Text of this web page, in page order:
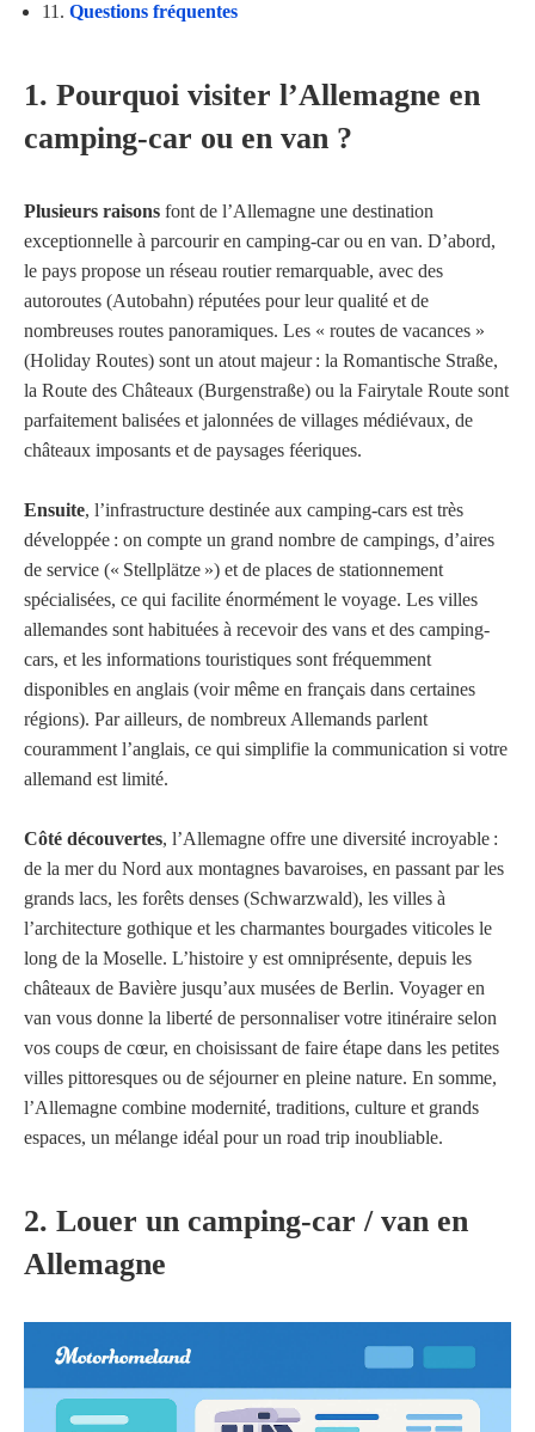
11. Questions fréquentes
1. Pourquoi visiter l’Allemagne en
camping-car ou en van ?
Plusieurs raisons font de l’Allemagne une destination
exceptionnelle à parcourir en camping-car ou en van. D’abord,
le pays propose un réseau routier remarquable, avec des
autoroutes (Autobahn) réputées pour leur qualité et de
nombreuses routes panoramiques. Les « routes de vacances »
(Holiday Routes) sont un atout majeur : la Romantische Straße,
la Route des Châteaux (Burgenstraße) ou la Fairytale Route sont
parfaitement balisées et jalonnées de villages médiévaux, de
châteaux imposants et de paysages féeriques.
Ensuite, l’infrastructure destinée aux camping-cars est très
développée : on compte un grand nombre de campings, d’aires
de service (« Stellplätze ») et de places de stationnement
spécialisées, ce qui facilite énormément le voyage. Les villes
allemandes sont habituées à recevoir des vans et des camping-
cars, et les informations touristiques sont fréquemment
disponibles en anglais (voir même en français dans certaines
régions). Par ailleurs, de nombreux Allemands parlent
couramment l’anglais, ce qui simplifie la communication si votre
allemand est limité.
Côté découvertes, l’Allemagne offre une diversité incroyable :
de la mer du Nord aux montagnes bavaroises, en passant par les
grands lacs, les forêts denses (Schwarzwald), les villes à
l’architecture gothique et les charmantes bourgades viticoles le
long de la Moselle. L’histoire y est omniprésente, depuis les
châteaux de Bavière jusqu’aux musées de Berlin. Voyager en
van vous donne la liberté de personnaliser votre itinéraire selon
vos coups de cœur, en choisissant de faire étape dans les petites
villes pittoresques ou de séjourner en pleine nature. En somme,
l’Allemagne combine modernité, traditions, culture et grands
espaces, un mélange idéal pour un road trip inoubliable.
2. Louer un camping-car / van en
Allemagne